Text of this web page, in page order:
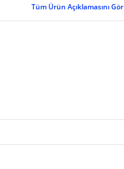
Tüm Ürün Açıklamasını Gör